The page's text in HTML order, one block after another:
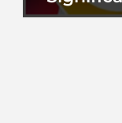
Perfil